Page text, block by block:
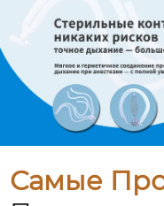
Самые